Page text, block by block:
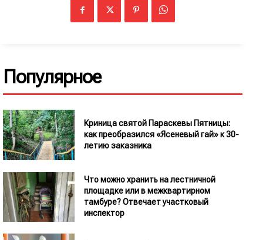
Популярное
Криница святой Параскевы Пятницы:
как преобразился «Ясеневый гай» к 30-
летию заказника
Что можно хранить на лестничной
площадке или в межквартирном
тамбуре? Отвечает участковый
инспектор